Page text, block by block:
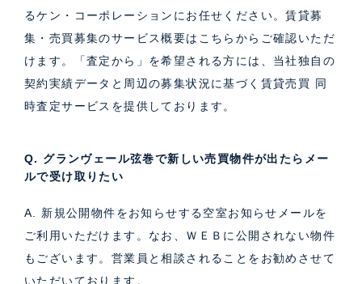
るケン・コーポレーションにお任せください。賃貸募
集・売買募集のサービス概要はこちら からご確認いただ
けます。「査定から」を希望される方には、当社独自の
契約実績データと周辺の募集状況に基づく 賃貸売買 同
時査定サービス を提供しております。
Q. グランヴェール弦巻で新しい売買物件が出たらメー
ルで受け取りたい
A. 新規公開物件をお知らせする空室お知らせメールを
ご利用いただけます。なお、ＷＥＢに公開されない物件
もございます。営業員と相談されることをお勧めさせて
いただいております。